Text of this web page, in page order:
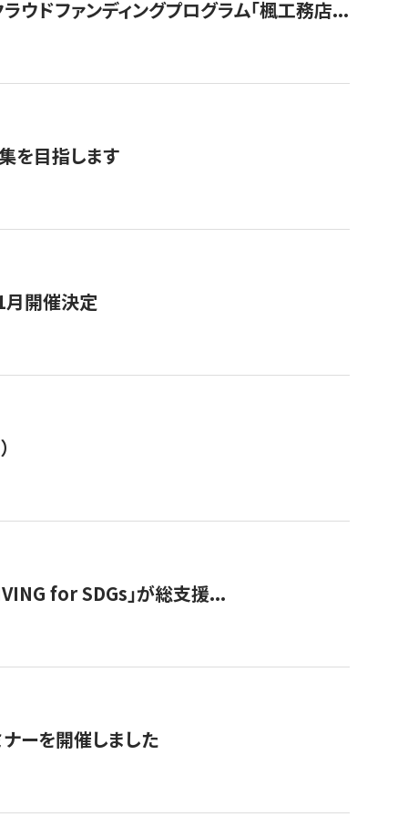
ドファンディングプログラム「楓工務店...
を目指します
月開催決定
for SDGs」が総支援...
ーを開催しました